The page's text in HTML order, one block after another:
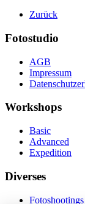
Zurück
Fotostudio
AGB
Impressum
Workshops
Basic
Advanced
Expedition
Diverses
Fotoshootings